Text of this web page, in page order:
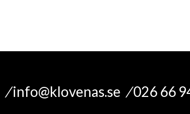
/info@klovenas.se /026 66